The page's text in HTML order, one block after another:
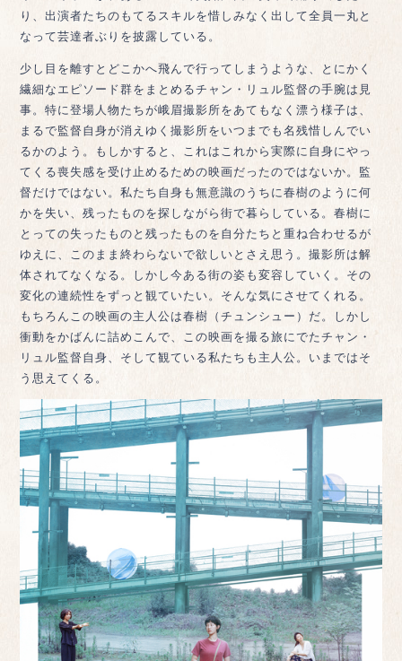
り、出演者たちのもてるスキルを惜しみなく出して全員一丸と
なって芸達者ぶりを披露している。
少し目を離すとどこかへ飛んで行ってしまうような、とにかく
繊細なエピソード群をまとめるチャン・リュル監督の手腕は見
事。特に登場人物たちが峨眉撮影所をあてもなく漂う様子は、
まるで監督自身が消えゆく撮影所をいつまでも名残惜しんでい
るかのよう。もしかすると、これはこれから実際に自身にやっ
てくる喪失感を受け止めるための映画だったのではないか。監
督だけではない。私たち自身も無意識のうちに春樹のように何
かを失い、残ったものを探しながら街で暮らしている。春樹に
とっての失ったものと残ったものを自分たちと重ね合わせるが
ゆえに、このまま終わらないで欲しいとさえ思う。撮影所は解
体されてなくなる。しかし今ある街の姿も変容していく。その
変化の連続性をずっと観ていたい。そんな気にさせてくれる。
もちろんこの映画の主人公は春樹（チュンシュー）だ。しかし
衝動をかばんに詰めこんで、この映画を撮る旅にでたチャン・
リュル監督自身、そして観ている私たちも主人公。いまではそ
う思えてくる。